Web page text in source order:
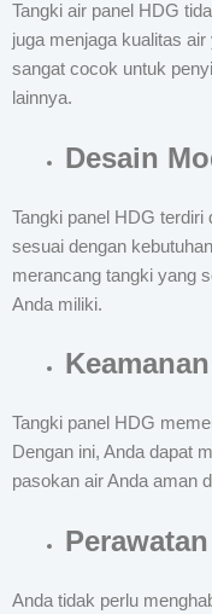
Tangki air panel HDG
juga menjaga kualitas
sangat cocok untuk
lainnya.
Desain
Tangki panel HDG terdiri
sesuai dengan
merancang tangki yang
Anda miliki.
Tangki panel HDG
Dengan ini, Anda dapat
pasokan air Anda aman
Anda tidak perlu